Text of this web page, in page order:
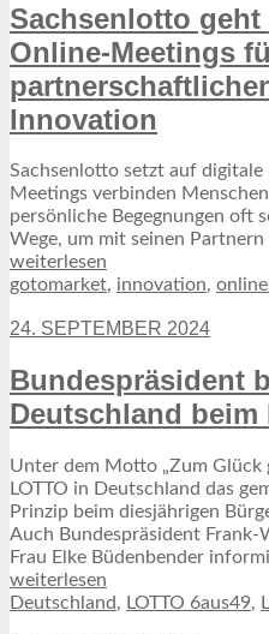
Sachsenlotto
Online-Meetings
Innovation
Sachsenlotto setzt auf
Meetings verbinden
persönliche Begegnungen oft
Wege, um mit seinen
weiterlesen
gotomarket, innovation,
24. SEPTEMBER 2024
Bundespräsident
Deutschland beim
Unter dem Motto „Zum Glück
LOTTO in Deutschland das
Prinzip beim diesjährigen
Auch Bundespräsident Frank-
Frau Elke Büdenbender
weiterlesen
Deutschland, LOTTO 6aus49,